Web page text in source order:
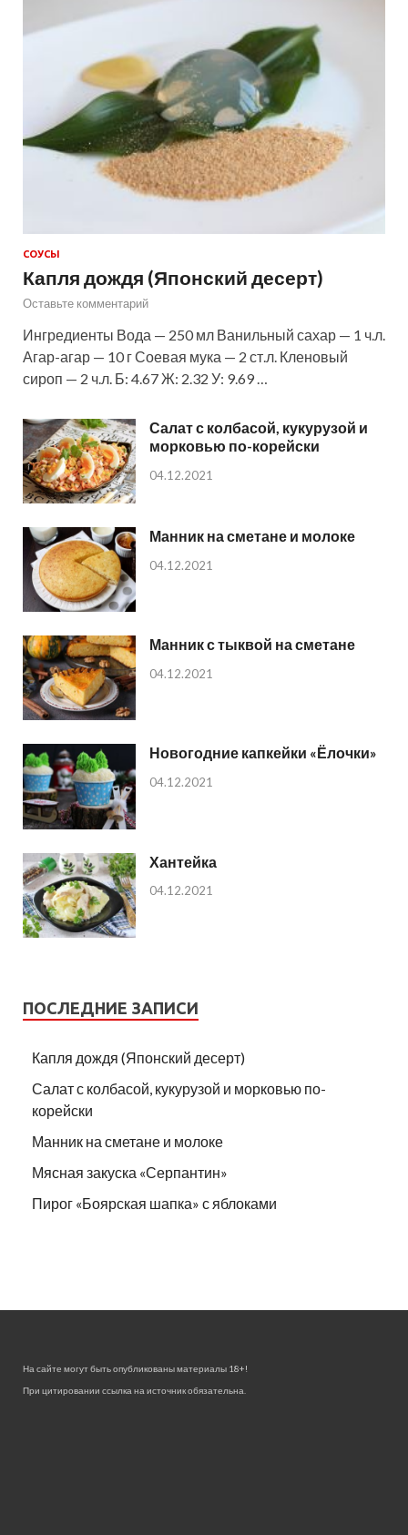
СОУСЫ
Капля дождя (Японский десерт)
Оставьте комментарий
Ингредиенты Вода — 250 мл Ванильный сахар — 1 ч.л.
Агар-агар — 10 г Соевая мука — 2 ст.л. Кленовый
сироп — 2 ч.л. Б: 4.67 Ж: 2.32 У: 9.69 …
Салат с колбасой, кукурузой и
морковью по-корейски
04.12.2021
Манник на сметане и молоке
04.12.2021
Манник с тыквой на сметане
04.12.2021
Новогодние капкейки «Ёлочки»
04.12.2021
Хантейка
04.12.2021
ПОСЛЕДНИЕ ЗАПИСИ
Капля дождя (Японский десерт)
Салат с колбасой, кукурузой и морковью по-
корейски
Манник на сметане и молоке
Мясная закуска «Серпантин»
Пирог «Боярская шапка» с яблоками
На сайте могут быть опубликованы материалы 18+!
При цитировании ссылка на источник обязательна.